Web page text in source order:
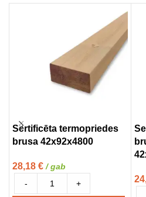
Sertificēta termopriedes
brusa 42x92x4800
28,18 € / gab
-
+